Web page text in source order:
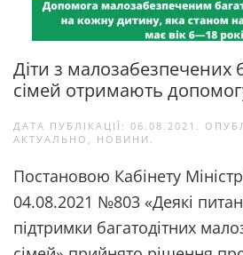
Діти з малозабезпечених
сімей отримають
ДАТА ПУБЛІКАЦІЇ: 06.08.2021 .
АКТУАЛЬНО , НОВИНИ .
Постановою Кабінету
04.08.2021 №803 «Деякі
підтримки багатодітних